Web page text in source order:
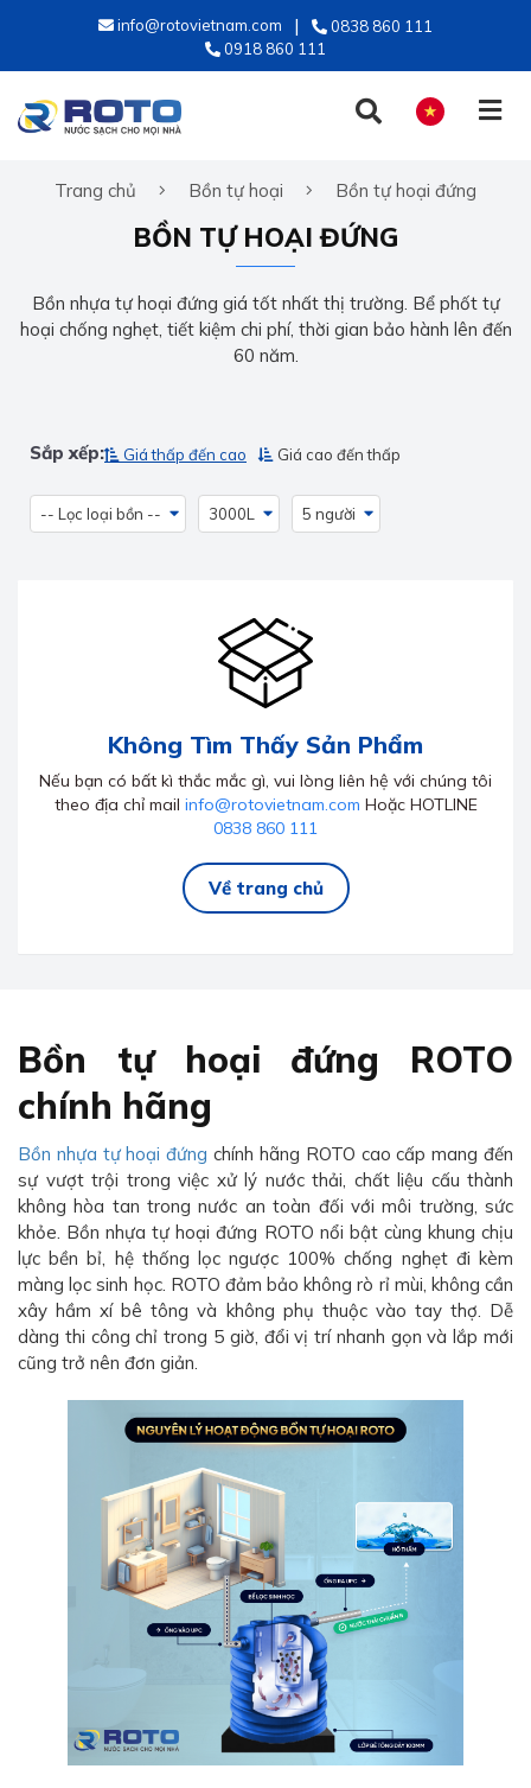
info@rotovietnam.com
0838 860 111
0918 860 111
TIẾNG VIỆT
Trang chủ Bồn tự hoại Bồn tự hoại đứng
BỒN TỰ HOẠI ĐỨNG
Bồn nhựa tự hoại đứng giá tốt nhất thị trường. Bể phốt tự
hoại chống nghẹt, tiết kiệm chi phí, thời gian bảo hành lên đến
60 năm.
Sắp xếp: Giá thấp đến cao Giá cao đến thấp
-- Lọc loại bồn -- 3000L 5 người
Không Tìm Thấy Sản Phẩm
Nếu bạn có bất kì thắc mắc gì, vui lòng liên hệ với chúng tôi
theo địa chỉ mail info@rotovietnam.com Hoặc HOTLINE
0838 860 111
Về trang chủ
Bồn tự hoại đứng ROTO
chính hãng
Bồn nhựa tự hoại đứng chính hãng ROTO cao cấp mang đến
sự vượt trội trong việc xử lý nước thải, chất liệu cấu thành
không hòa tan trong nước an toàn đối với môi trường, sức
khỏe. Bồn nhựa tự hoại đứng ROTO nổi bật cùng khung chịu
lực bền bỉ, hệ thống lọc ngược 100% chống nghẹt đi kèm
màng lọc sinh học. ROTO đảm bảo không rò rỉ mùi, không cần
xây hầm xí bê tông và không phụ thuộc vào tay thợ. Dễ
dàng thi công chỉ trong 5 giờ, đổi vị trí nhanh gọn và lắp mới
cũng trở nên đơn giản.